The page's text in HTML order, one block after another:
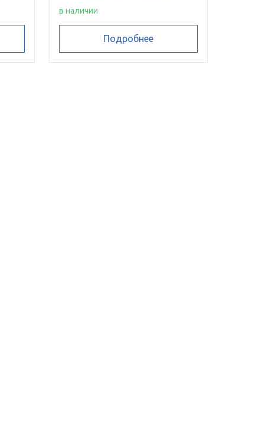
в наличии
Подробнее